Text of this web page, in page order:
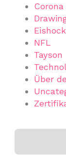
Corona
NFL
Tayson
Über